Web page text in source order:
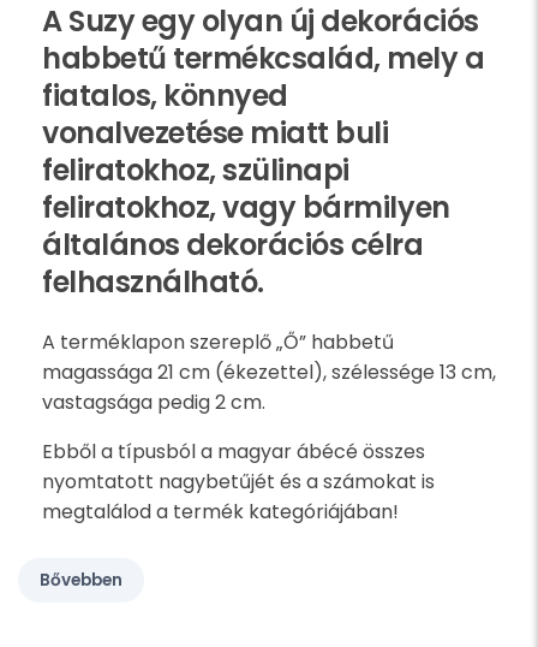
A Suzy egy olyan új dekorációs
habbetű termékcsalád, mely a
fiatalos, könnyed
vonalvezetése miatt buli
feliratokhoz, szülinapi
feliratokhoz, vagy bármilyen
általános dekorációs célra
felhasználható.
A terméklapon szereplő „Ő” habbetű
magassága 21 cm (ékezettel), szélessége 13 cm,
vastagsága pedig 2 cm.
Ebből a típusból a magyar ábécé összes
nyomtatott nagybetűjét és a számokat is
megtalálod a termék kategóriájában!
Bővebben